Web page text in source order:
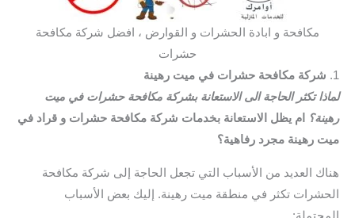
مكافحة و ابادة الحشرات و القوارض ، افضل شركة مكافحة
حشرات
1.
شركة مكافحة حشرات في ميت رهينة
لماذا تكثر الحاجة الى الاستعانة بشركة مكافحة حشرات في ميت
رهينة؟
ام يظل الاستعانة بخدمات شركة مكافحة حشرات و قراد في
ميت رهينة مجرد رفاهية؟
هناك العديد من الأسباب التي تجعل الحاجة إلى شركة مكافحة
الحشرات تكثر في منطقة ميت رهينة. إليك بعض الأسباب
المحتملة: